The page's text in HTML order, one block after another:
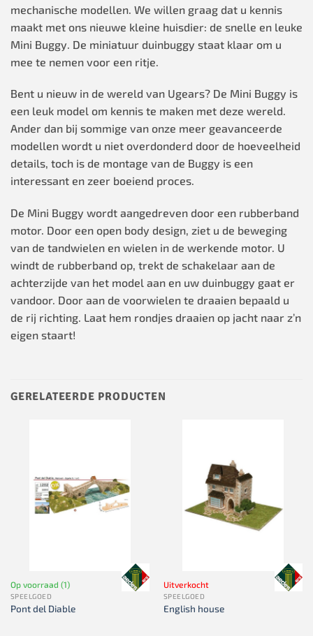
mechanische modellen. We willen graag dat u kennis
maakt met ons nieuwe kleine huisdier: de snelle en leuke
Mini Buggy. De miniatuur duinbuggy staat klaar om u
mee te nemen voor een ritje.
Bent u nieuw in de wereld van Ugears? De Mini Buggy is
een leuk model om kennis te maken met deze wereld.
Ander dan bij sommige van onze meer geavanceerde
modellen wordt u niet overdonderd door de hoeveelheid
details, toch is de montage van de Buggy is een
interessant en zeer boeiend proces.
De Mini Buggy wordt aangedreven door een rubberband
motor. Door een open body design, ziet u de beweging
van de tandwielen en wielen in de werkende motor. U
windt de rubberband op, trekt de schakelaar aan de
achterzijde van het model aan en uw duinbuggy gaat er
vandoor. Door aan de voorwielen te draaien bepaald u
de rij richting. Laat hem rondjes draaien op jacht naar z’n
eigen staart!
GERELATEERDE PRODUCTEN
Op voorraad (1)
SPEELGOED
Pont del Diable
Uitverkocht
SPEELGOED
English house